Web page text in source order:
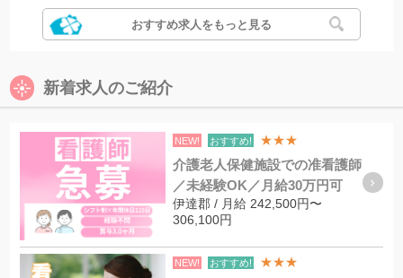
おすすめ求人をもっと見る
新着求人のご紹介
NEW! おすすめ! ★★★
介護老人保健施設での准看護師
／未経験OK／月給30万円可
伊達郡 / 月給 242,500円〜
306,100円
NEW! おすすめ! ★★★